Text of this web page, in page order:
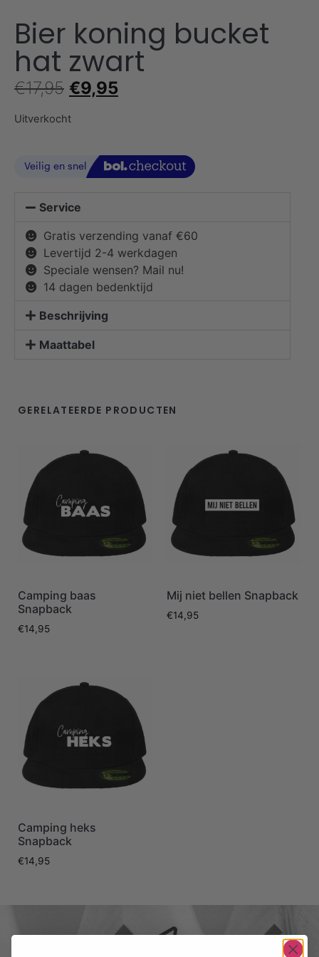
Bier koning bucket
hat zwart
€17,95 €9,95
Uitverkocht
Service
Gratis verzending vanaf €60
Levertijd 2-4 werkdagen
Speciale wensen? Mail nu!
14 dagen bedenktijd
Beschrijving
Maattabel
GERELATEERDE PRODUCTEN
Camping baas
Snapback
€14,95
Mij niet bellen Snapback
€14,95
Camping heks
Snapback
€14,95